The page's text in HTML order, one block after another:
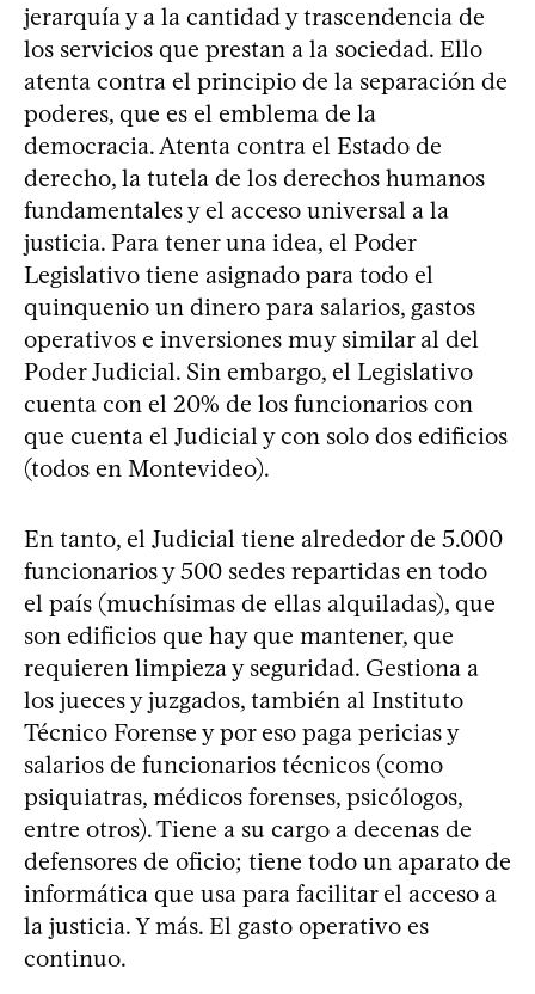
jerarquía y a la cantidad y trascendencia de
los servicios que prestan a la sociedad. Ello
atenta contra el principio de la separación de
poderes, que es el emblema de la
democracia. Atenta contra el Estado de
derecho, la tutela de los derechos humanos
fundamentales y el acceso universal a la
justicia. Para tener una idea, el Poder
Legislativo tiene asignado para todo el
quinquenio un dinero para salarios, gastos
operativos e inversiones muy similar al del
Poder Judicial. Sin embargo, el Legislativo
cuenta con el 20% de los funcionarios con
que cuenta el Judicial y con solo dos edificios
(todos en Montevideo).
En tanto, el Judicial tiene alrededor de 5.000
funcionarios y 500 sedes repartidas en todo
el país (muchísimas de ellas alquiladas), que
son edificios que hay que mantener, que
requieren limpieza y seguridad. Gestiona a
los jueces y juzgados, también al Instituto
Técnico Forense y por eso paga pericias y
salarios de funcionarios técnicos (como
psiquiatras, médicos forenses, psicólogos,
entre otros). Tiene a su cargo a decenas de
defensores de oficio; tiene todo un aparato de
informática que usa para facilitar el acceso a
la justicia. Y más. El gasto operativo es
continuo.